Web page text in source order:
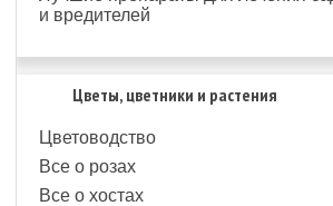
и вредителей
Цветы, цветники и растения
Цветоводство
Все о розах
Все о хостах